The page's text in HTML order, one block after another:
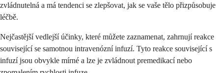
zvládnutelná a má tendenci se zlepšovat, jak se vaše tělo přizpůsobuje
léčbě.
Nejčastější vedlejší účinky, které můžete zaznamenat, zahrnují reakce
související se samotnou intravenózní infuzí. Tyto reakce související s
infuzí jsou obvykle mírné a lze je zvládnout premedikací nebo